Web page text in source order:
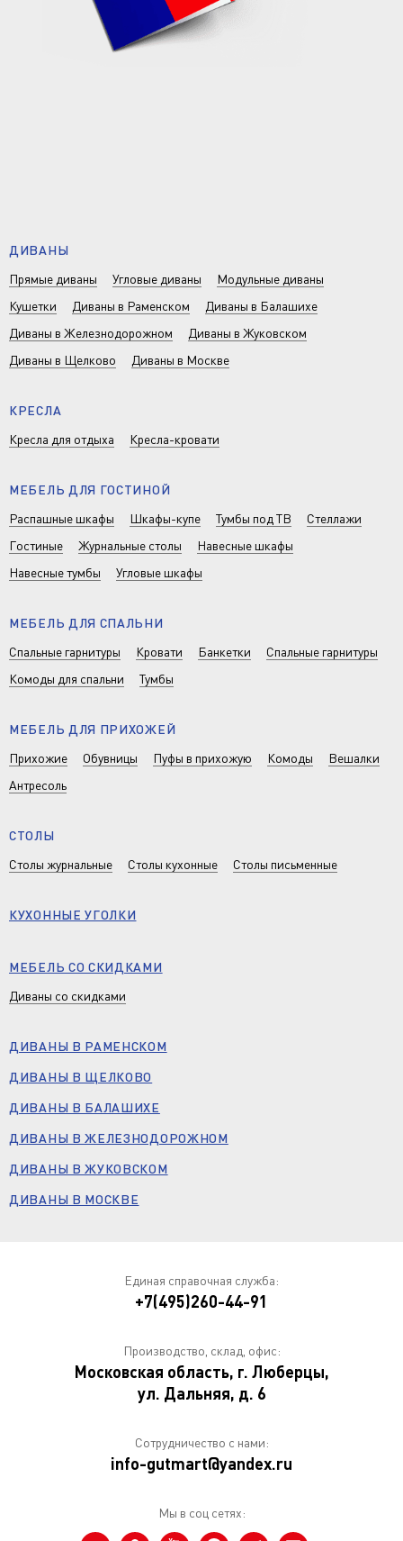
ДИВАНЫ
Прямые диваны
Угловые диваны
Модульные диваны
Кушетки
Диваны в Раменском
Диваны в Балашихе
Диваны в Железнодорожном
Диваны в Жуковском
Диваны в Щелково
Диваны в Москве
КРЕСЛА
Кресла для отдыха
Кресла-кровати
МЕБЕЛЬ ДЛЯ ГОСТИНОЙ
Распашные шкафы
Шкафы-купе Тумбы под ТВ
Стеллажи
Гостиные
Журнальные столы
Навесные шкафы
Навесные тумбы
Угловые шкафы
МЕБЕЛЬ ДЛЯ СПАЛЬНИ
Спальные гарнитуры
Кровати Банкетки
Спальные гарнитуры
Комоды для спальни
Тумбы
МЕБЕЛЬ ДЛЯ ПРИХОЖЕЙ
Прихожие
Обувницы Пуфы в прихожую Комоды
Вешалки
Антресоль
СТОЛЫ
Столы журнальные
Столы кухонные Столы письменные
КУХОННЫЕ УГОЛКИ
МЕБЕЛЬ СО СКИДКАМИ
Диваны со скидками
ДИВАНЫ В РАМЕНСКОМ
ДИВАНЫ В ЩЕЛКОВО
ДИВАНЫ В БАЛАШИХЕ
ДИВАНЫ В ЖЕЛЕЗНОДОРОЖНОМ
ДИВАНЫ В ЖУКОВСКОМ
ДИВАНЫ В МОСКВЕ
Единая справочная служба:
+7(495)260-44-91
Производство, склад, офис:
Московская область, г. Люберцы,
ул. Дальняя, д. 6
Сотрудничество с нами:
info-gutmart@yandex.ru
Мы в соц сетях: